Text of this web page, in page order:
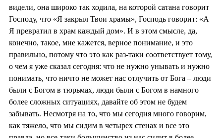
видели, она широко так ходила, на которой сатана говорит
Господу, что «Я закрыл Твои храмы», Господь говорит: «А
Я превратил в храм каждый дом». И в этом смысле, да,
конечно, такое, мне кажется, верное понимание, и это
правильно, потому что это как раз-таки соответствует тому,
о чем я уже сказал сегодня: что не нужно унывать и нужно
понимать, что ничто не может нас отлучить от Бога – люди
были с Богом в тюрьмах, люди были с Богом в намного
более сложных ситуациях, давайте об этом не будем
забывать. Несмотря на то, что мы сегодня много говорим,
как тяжело, что мы сидим в четырех стенах и все это